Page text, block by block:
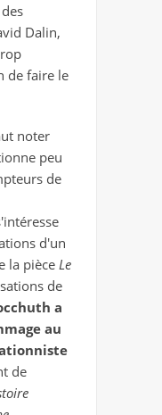
Dalin,
de faire le
noter
peu
de
d'un
la pièce Le
de
a
au
de